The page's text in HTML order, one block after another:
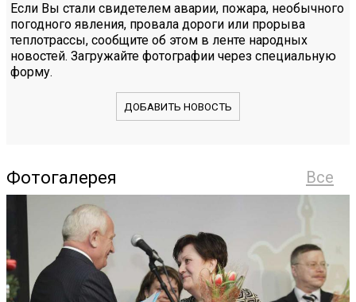
Если Вы стали свидетелем аварии, пожара, необычного
погодного явления, провала дороги или прорыва
теплотрассы, сообщите об этом в ленте народных
новостей. Загружайте фотографии через специальную
форму.
ДОБАВИТЬ НОВОСТЬ
Все
Фотогалерея